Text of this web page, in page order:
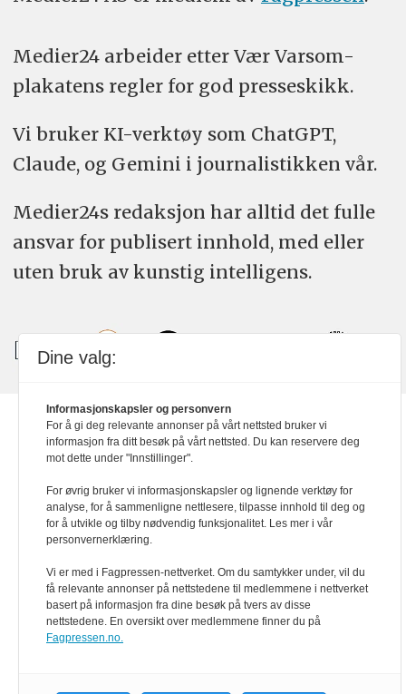
Medier24 arbeider etter Vær Varsom-
plakatens regler for god presseskikk.
Vi bruker KI-verktøy som ChatGPT,
Claude, og Gemini i journalistikken vår.
Medier24s redaksjon har alltid det fulle
ansvar for publisert innhold, med eller
uten bruk av kunstig intelligens.
Powered by Labrador CMS
Dine valg:
Informasjonskapsler og personvern
For å gi deg relevante annonser på vårt nettsted bruker vi
informasjon fra ditt besøk på vårt nettsted. Du kan reservere deg
mot dette under "Innstillinger".
For øvrig bruker vi informasjonskapsler og lignende verktøy for
analyse, for å sammenligne nettlesere, tilpasse innhold til deg og
for å utvikle og tilby nødvendig funksjonalitet. Les mer i vår
personvernerklæring.
Vi er med i Fagpressen-nettverket. Om du samtykker under, vil du
få relevante annonser på nettstedene til medlemmene i nettverket
basert på informasjon fra dine besøk på tvers av disse
nettstedene. En oversikt over medlemmene finner du på
Fagpressen.no.